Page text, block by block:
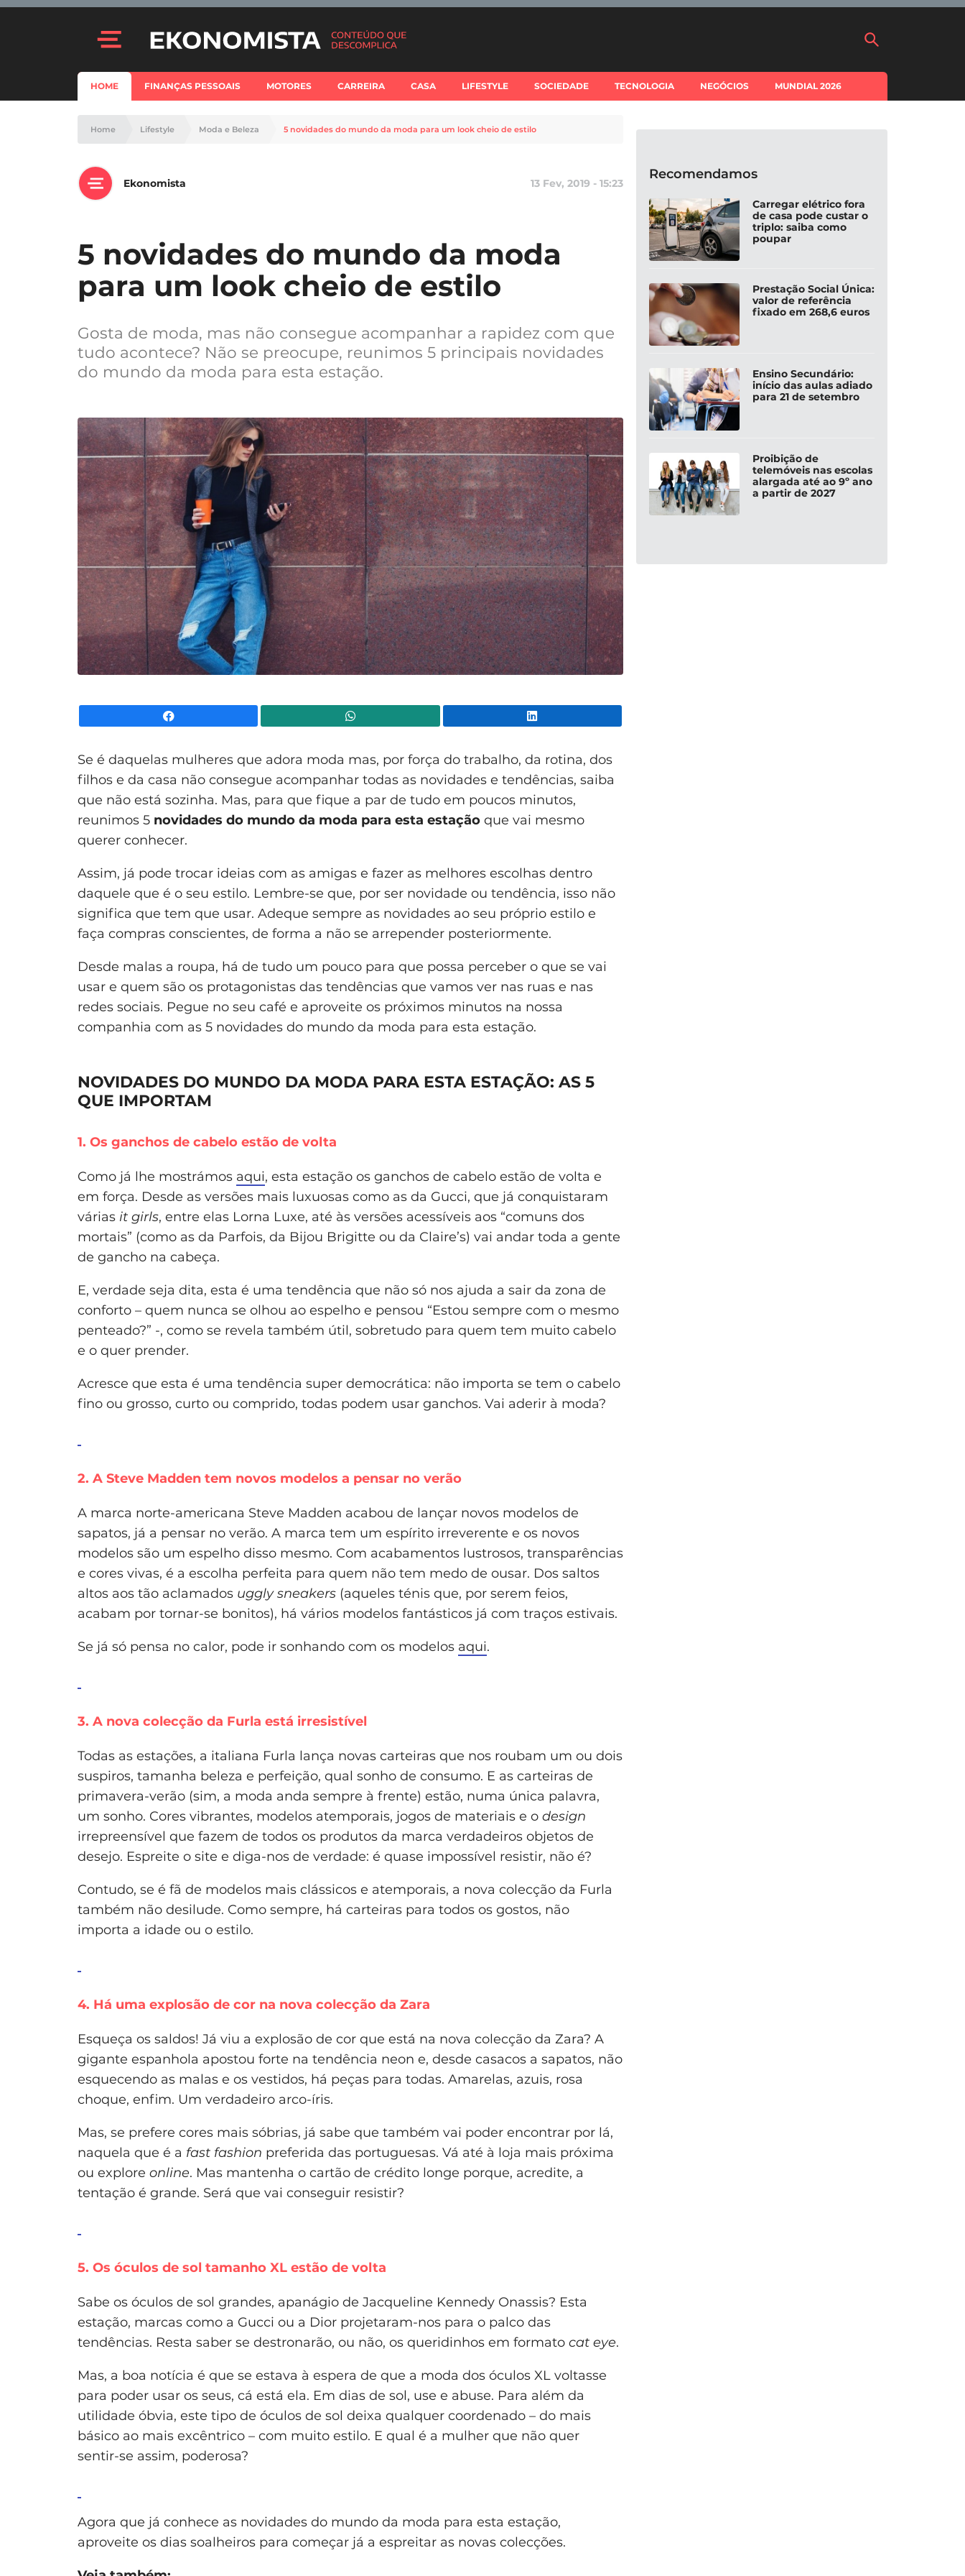
HOME FINANÇAS PESSOAIS MOTORES CARREIRA CASA LIFESTYLE SOCIEDADE TECNOLOGIA NEGÓCIOS MUNDIAL 2026
Home Lifestyle Moda e Beleza 5 novidades do mundo da moda para um look cheio de estilo
Ekonomista 13 Fev, 2019 - 15:23
5 novidades do mundo da moda
para um look cheio de estilo
Gosta de moda, mas não consegue acompanhar a rapidez com que
tudo acontece? Não se preocupe, reunimos 5 principais novidades
do mundo da moda para esta estação.
Se é daquelas mulheres que adora moda mas, por força do trabalho, da rotina, dos
filhos e da casa não consegue acompanhar todas as novidades e tendências, saiba
que não está sozinha. Mas, para que fique a par de tudo em poucos minutos,
reunimos 5 novidades do mundo da moda para esta estação que vai mesmo
querer conhecer.
Assim, já pode trocar ideias com as amigas e fazer as melhores escolhas dentro
daquele que é o seu estilo. Lembre-se que, por ser novidade ou tendência, isso não
significa que tem que usar. Adeque sempre as novidades ao seu próprio estilo e
faça compras conscientes, de forma a não se arrepender posteriormente.
Desde malas a roupa, há de tudo um pouco para que possa perceber o que se vai
usar e quem são os protagonistas das tendências que vamos ver nas ruas e nas
redes sociais. Pegue no seu café e aproveite os próximos minutos na nossa
companhia com as 5 novidades do mundo da moda para esta estação.
NOVIDADES DO MUNDO DA MODA PARA ESTA ESTAÇÃO: AS 5
QUE IMPORTAM
1. Os ganchos de cabelo estão de volta
Como já lhe mostrámos aqui, esta estação os ganchos de cabelo estão de volta e
em força. Desde as versões mais luxuosas como as da Gucci, que já conquistaram
várias it girls, entre elas Lorna Luxe, até às versões acessíveis aos “comuns dos
mortais” (como as da Parfois, da Bijou Brigitte ou da Claire’s) vai andar toda a gente
de gancho na cabeça.
E, verdade seja dita, esta é uma tendência que não só nos ajuda a sair da zona de
conforto – quem nunca se olhou ao espelho e pensou “Estou sempre com o mesmo
penteado?” -, como se revela também útil, sobretudo para quem tem muito cabelo
e o quer prender.
Acresce que esta é uma tendência super democrática: não importa se tem o cabelo
fino ou grosso, curto ou comprido, todas podem usar ganchos. Vai aderir à moda?
2. A Steve Madden tem novos modelos a pensar no verão
A marca norte-americana Steve Madden acabou de lançar novos modelos de
sapatos, já a pensar no verão. A marca tem um espírito irreverente e os novos
modelos são um espelho disso mesmo. Com acabamentos lustrosos, transparências
e cores vivas, é a escolha perfeita para quem não tem medo de ousar. Dos saltos
altos aos tão aclamados uggly sneakers (aqueles ténis que, por serem feios,
acabam por tornar-se bonitos), há vários modelos fantásticos já com traços estivais.
Se já só pensa no calor, pode ir sonhando com os modelos aqui.
3. A nova colecção da Furla está irresistível
Todas as estações, a italiana Furla lança novas carteiras que nos roubam um ou dois
suspiros, tamanha beleza e perfeição, qual sonho de consumo. E as carteiras de
primavera-verão (sim, a moda anda sempre à frente) estão, numa única palavra,
um sonho. Cores vibrantes, modelos atemporais, jogos de materiais e o design
irrepreensível que fazem de todos os produtos da marca verdadeiros objetos de
desejo. Espreite o site e diga-nos de verdade: é quase impossível resistir, não é?
Contudo, se é fã de modelos mais clássicos e atemporais, a nova colecção da Furla
também não desilude. Como sempre, há carteiras para todos os gostos, não
importa a idade ou o estilo.
4. Há uma explosão de cor na nova colecção da Zara
Esqueça os saldos! Já viu a explosão de cor que está na nova colecção da Zara? A
gigante espanhola apostou forte na tendência neon e, desde casacos a sapatos, não
esquecendo as malas e os vestidos, há peças para todas. Amarelas, azuis, rosa
choque, enfim. Um verdadeiro arco-íris.
Mas, se prefere cores mais sóbrias, já sabe que também vai poder encontrar por lá,
naquela que é a fast fashion preferida das portuguesas. Vá até à loja mais próxima
ou explore online. Mas mantenha o cartão de crédito longe porque, acredite, a
tentação é grande. Será que vai conseguir resistir?
5. Os óculos de sol tamanho XL estão de volta
Sabe os óculos de sol grandes, apanágio de Jacqueline Kennedy Onassis? Esta
estação, marcas como a Gucci ou a Dior projetaram-nos para o palco das
tendências. Resta saber se destronarão, ou não, os queridinhos em formato cat eye.
Mas, a boa notícia é que se estava à espera de que a moda dos óculos XL voltasse
para poder usar os seus, cá está ela. Em dias de sol, use e abuse. Para além da
utilidade óbvia, este tipo de óculos de sol deixa qualquer coordenado – do mais
básico ao mais excêntrico – com muito estilo. E qual é a mulher que não quer
sentir-se assim, poderosa?
Agora que já conhece as novidades do mundo da moda para esta estação,
aproveite os dias soalheiros para começar já a espreitar as novas colecções.
Recomendamos
Carregar elétrico fora
de casa pode custar o
triplo: saiba como
poupar
Prestação Social Única:
valor de referência
fixado em 268,6 euros
Ensino Secundário:
início das aulas adiado
para 21 de setembro
Proibição de
telemóveis nas escolas
alargada até ao 9º ano
a partir de 2027